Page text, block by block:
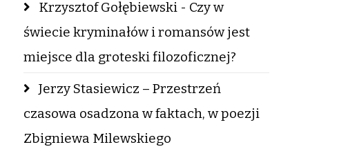
Krzysztof Gołębiewski - Czy w
świecie kryminałów i romansów jest
miejsce dla groteski filozoficznej?
Jerzy Stasiewicz – Przestrzeń
czasowa osadzona w faktach, w poezji
Zbigniewa Milewskiego